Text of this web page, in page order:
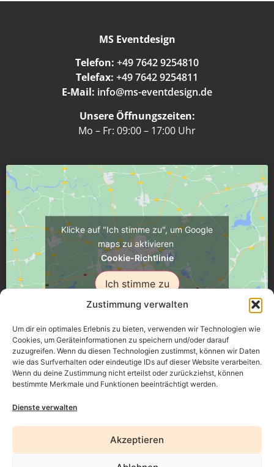
Zustimmung verwalten
Um dir ein optimales Erlebnis zu bieten, verwenden wir Technologien wie
Cookies, um Geräteinformationen zu speichern und/oder darauf
zuzugreifen. Wenn du diesen Technologien zustimmst, können wir Daten
wie das Surfverhalten oder eindeutige IDs auf dieser Website verarbeiten.
Wenn du deine Zustimmung nicht erteilst oder zurückziehst, können
bestimmte Merkmale und Funktionen beeinträchtigt werden.
Dienste verwalten
Akzeptieren
MS Eventdesign
Telefon: +49 7642 9254810
Telefax: +49 7642 9254811
E-Mail: info@ms-eventdesign.de
Unsere Öffnungszeiten:
Mo – Fr: 09:00 – 17:00 Uhr
Klicke auf "Ich stimme zu", um Google
maps zu aktivieren
Cookie-Richtlinie
Ich stimme zu
Üsenberger Strasse 11, 79346 Endingen a.K.
Datenschutz